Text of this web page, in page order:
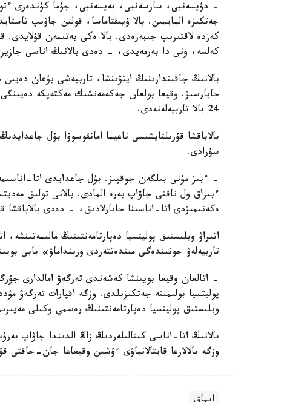
- دۇيسەنبى، سارسەنبى، بەيسەنبى، جۇما كۇندەرى
جەتكىزە المايمىن. بالا ۇيىقتاماسا، قولىن جاۋىپ
كەزدە لاقتىرىپ جىبەرەدى. بالا ەكى بەتىمەن قۇلايدى.
كەلسە، ونى دا بەرمەيدى، - دەدى بالانىڭ اناسى
بالانىڭ جاقىندارىنىڭ ايتۋىنشا، تاربيەشى بۇعان
حابارسىز. وقيعا بولعان جەكەمەنشىك مەكتەپكە
24 بالا تاربيەلەنەدى.
بالاباقشا قۇرىلتايشىسى ناعيما امانقوسوۆا بۇل
سۇرادى.
- ءبىز مۇنى بىلگەن جوقپىز. بۇل جاعدايدى اتا-
ءبىراق ول ناقتى جاۋاپ بەرە المادى. بالانى تولىق
ەكەنىمىزدى اتا-اناسىنا حابارلادىق، - دەدى بالاباقشا
اتىراۋ وبلىستىق پوليتسيا دەپارتامەنتىنىڭ
تاربيەلەۋ جونىندەگى مىندەتتەردى ورىنداماۋ» بابى
- اتالعان وقيعا بويىنشا كەشەندى تەرگەۋ امالدارى
پوليتسيا بولىمىنە جەتكىزىلدى. وزگە اقپارات تەرگەۋ
وبلىستىق پوليتسيا دەپارتامەنتىنىڭ رەسمي وكىلى
بالانىڭ اتا-اناسى كىنالىلەردىڭ زاڭ الدىندا جاۋاپ
وزگە بالالارعا قايتالانباۋى ءۇشىن وقيعاعا جان-جاقتى